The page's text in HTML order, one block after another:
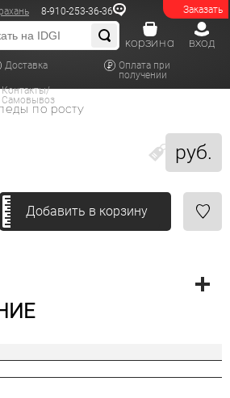
Заказать
8-910-253-36-36
Доставка
Оплата при
получении
Контакты/
Самовывоз
вход
корзина
руб.
по росту
Добавить в корзину